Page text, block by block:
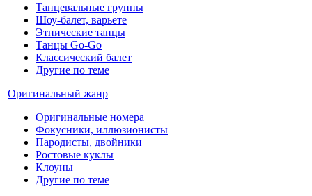
Танцевальные группы
Шоу-балет, варьете
Этнические танцы
Танцы Go-Go
Классический балет
Другие по теме
Оригинальный жанр
Оригинальные номера
Фокусники, иллюзионисты
Пародисты, двойники
Ростовые куклы
Клоуны
Другие по теме